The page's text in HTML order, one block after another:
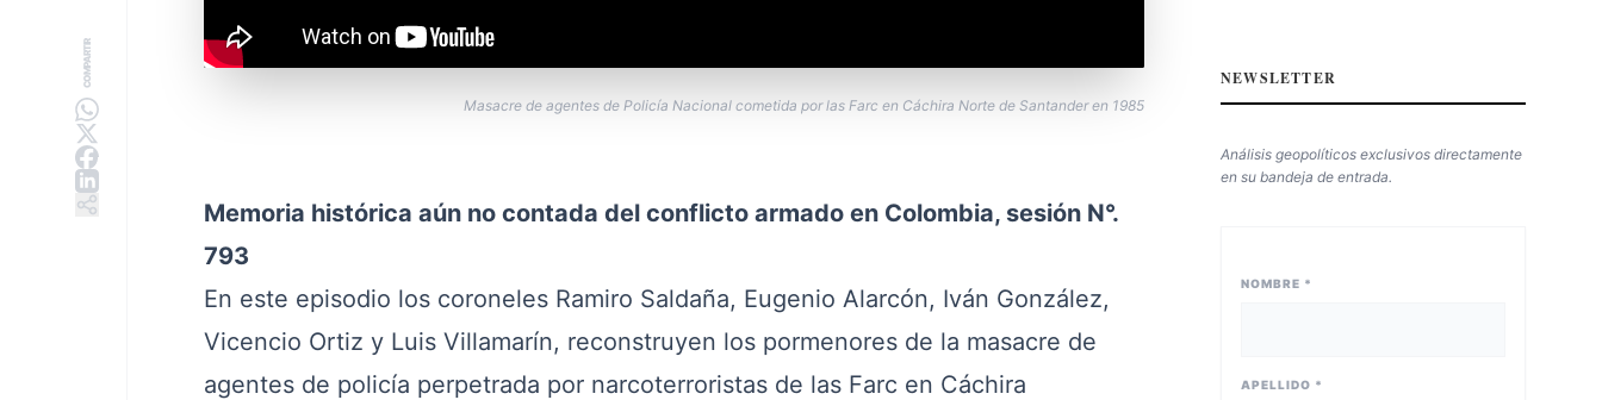
COMPARTIR
Masacre de agentes de Policía Nacional cometida por las Farc en Cáchira Norte de Santander en 1985
Memoria histórica aún no contada del conflicto armado en Colombia, sesión N°.
793
En este episodio los coroneles Ramiro Saldaña, Eugenio Alarcón, Iván González,
Vicencio Ortiz y Luis Villamarín, reconstruyen los pormenores de la masacre de
agentes de policía perpetrada por narcoterroristas de las Farc en Cáchira
NEWSLETTER
Análisis geopolíticos exclusivos directamente
en su bandeja de entrada.
NOMBRE *
APELLIDO *